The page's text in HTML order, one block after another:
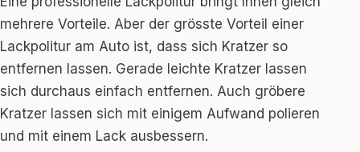
mehrere Vorteile. Aber der grösste Vorteil einer
Lackpolitur am Auto ist, dass sich Kratzer so
entfernen lassen. Gerade leichte Kratzer lassen
sich durchaus einfach entfernen. Auch gröbere
Kratzer lassen sich mit einigem Aufwand polieren
und mit einem Lack ausbessern.